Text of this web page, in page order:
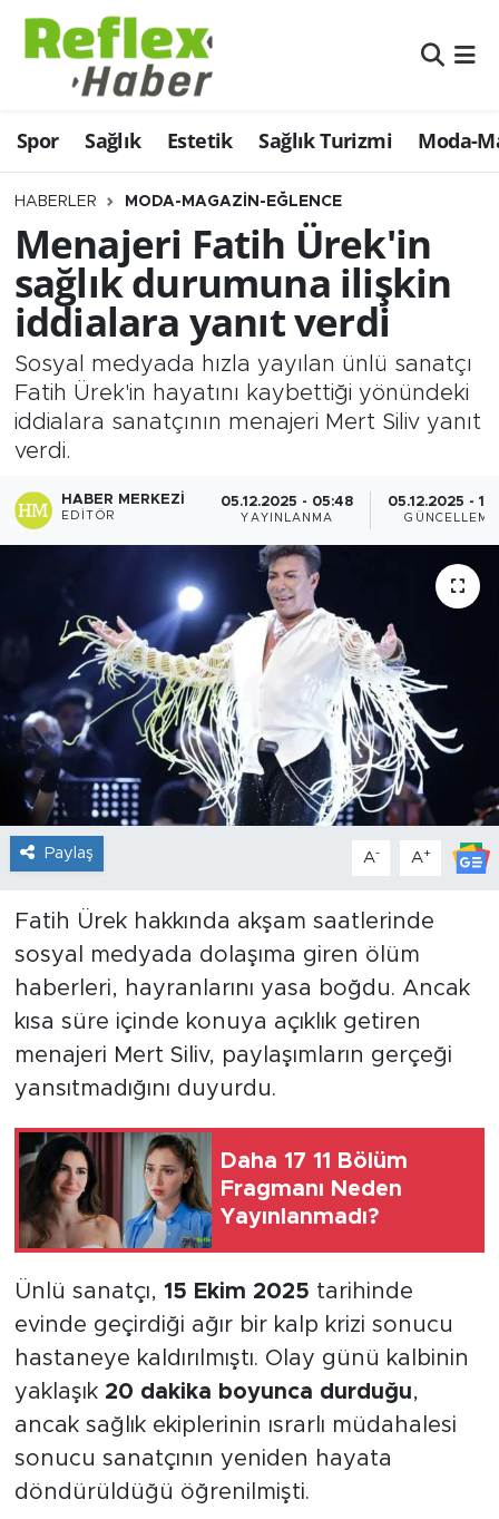
Spor Sağlık Estetik Sağlık Turizmi Moda-
HABERLER MODA-MAGAZIN-EĞLENCE
Menajeri Fatih Ürek'in
sağlık durumuna ilişkin
iddialara yanıt verdi
Sosyal medyada hızla yayılan ünlü sanatçı
Fatih Ürek'in hayatını kaybettiği yönündeki
iddialara sanatçının menajeri Mert Siliv yanıt
verdi.
HABER MERKEZI
EDITÖR
05.12.2025 - 05:48
YAYINLANMA
05.12.2025 -
GÜNCELLEME
Paylaş A- A+
Fatih Ürek hakkında akşam saatlerinde
sosyal medyada dolaşıma giren ölüm
haberleri, hayranlarını yasa boğdu. Ancak
kısa süre içinde konuya açıklık getiren
menajeri Mert Siliv, paylaşımların gerçeği
yansıtmadığını duyurdu.
Daha 17 11 Bölüm
Fragmanı Neden
Yayınlanmadı?
Ünlü sanatçı, 15 Ekim 2025 tarihinde
evinde geçirdiği ağır bir kalp krizi sonucu
hastaneye kaldırılmıştı. Olay günü kalbinin
yaklaşık 20 dakika boyunca durduğu,
ancak sağlık ekiplerinin ısrarlı müdahalesi
sonucu sanatçının yeniden hayata
döndürüldüğü öğrenilmişti.
Eğitim
Estetik
Firmalardan
Güncel
İş ve Ekonomi
Moda-Magazin-Eğlence
Sağlık
Spor
Teknoloji
Nöbetçi Eczaneler
Hava Durumu
Namaz Vakitleri
Trafik Durumu
Şampiyonlar Ligi Puan Durumu ve Fikstür
Tüm Manşetler
Son Dakika Haberleri